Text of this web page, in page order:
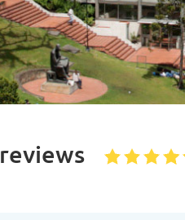
reviews